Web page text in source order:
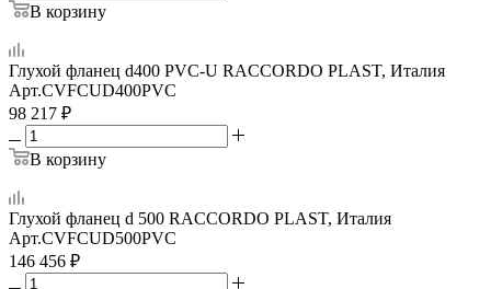
В корзину
Глухой фланец d400 PVC-U RACCORDO PLAST, Италия
Арт.CVFCUD400PVC
98 217 ₽
В корзину
Глухой фланец d 500 RACCORDO PLAST, Италия
Арт.CVFCUD500PVC
146 456 ₽